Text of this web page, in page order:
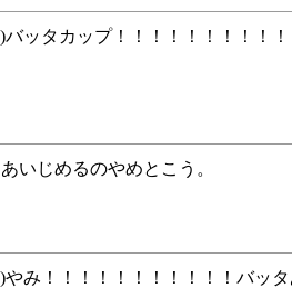
バッタカップ！！！！！！！！！
いじめるのやめとこう。
やみ！！！！！！！！！！！バッ